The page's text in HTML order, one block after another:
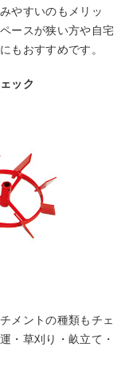
やすいのもメリッ
ースが狭い方や自宅
もおすすめです。
ック
メントの種類もチェ
・草刈り・畝立て・